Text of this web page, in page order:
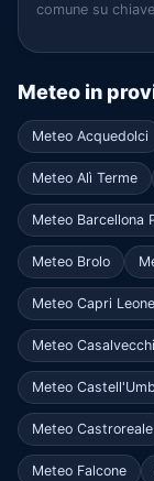
comune su
Meteo in
Meteo Acquedolci
Meteo Alì Terme
Meteo Barcellona
Meteo Brolo
Meteo Capri Leone
Meteo
Meteo
Meteo Castroreale
Meteo Falcone